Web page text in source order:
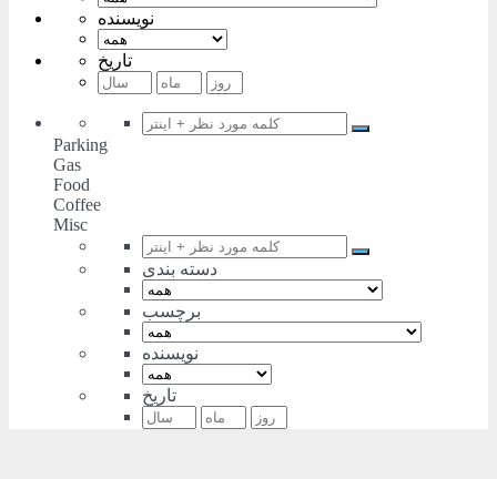
نویسنده
تاریخ
Parking
Gas
Food
Coffee
Misc
دسته بندی
برچسب
نویسنده
تاریخ